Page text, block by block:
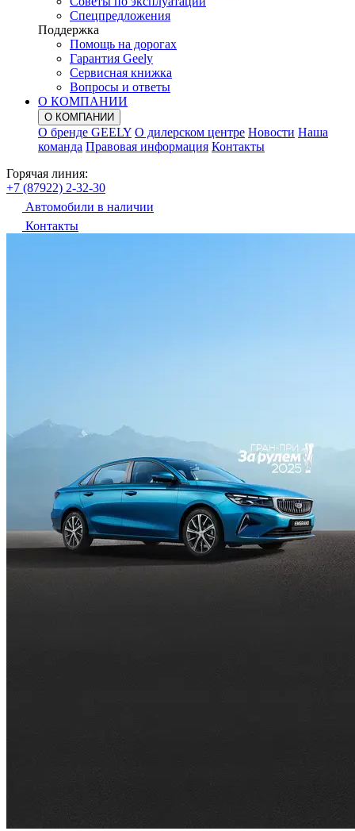
Спецпредложения
Поддержка
Помощь на дорогах
Гарантия Geely
Сервисная книжка
Вопросы и ответы
О КОМПАНИИ
О КОМПАНИИ
О бренде GEELY О дилерском центре Новости Наша
команда Правовая информация Контакты
Горячая линия:
+7 (87922) 2-32-30
Автомобили в наличии
Контакты